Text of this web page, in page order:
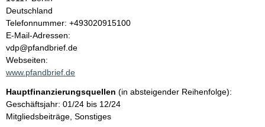
a
l
t
Deutschland
K
o
n
t
a
t
i
n
Telefonnummer: +493020915100
E-Mail-Adressen:
vdp@pfandbrief.de
Webseiten:
www.pfandbrief.de
Hauptfinanzierungsquellen (in absteigender Reihenfolge):
Geschäftsjahr: 01/24 bis 12/24
Mitgliedsbeiträge, Sonstiges